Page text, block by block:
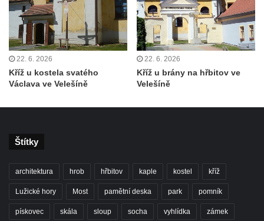
Menzelův kříž u schodiště do kostele
svatého Bartoloměje ve Velkém Šenově
Kříž na kostele svatého Bartoloměje ve
Künzlův kříž v předhradí hradu Seeberg
Rotující kříž před farou v Cítolibech
Centrální kříž bývalého hřbitova u kostela
svatého Jakuba ve Hřivicích
22. 6. 2026
Kříž u kostela svatého
Václava ve Velešíně
22. 6. 2026
Kříž u brány na hřbitov ve
Velešíně
Štítky
architektura hrob hřbitov kaple kostel kříž
Lužické hory Most pamětní deska park pomník
pískovec skála sloup socha vyhlídka zámek